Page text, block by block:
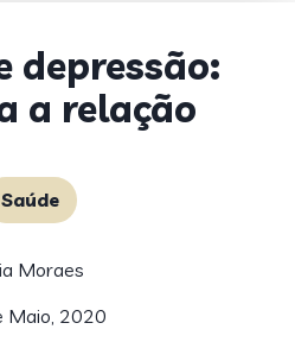
depressão:
a relação
Saúde
Moraes
Maio, 2020